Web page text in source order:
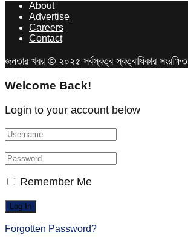
About
Advertise
Careers
Contact
জনতার খবর © ২০২৫ সর্বস্বত্ব স্বত্বাধিকার সংরক্ষিত
Welcome Back!
Login to your account below
Remember Me
Forgotten Password?